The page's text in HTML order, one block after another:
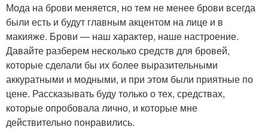
Мода на брови меняется, но тем не менее брови всегда
были есть и будут главным акцентом на лице и в
макияже. Брови — наш характер, наше настроение.
Давайте разберем несколько средств для бровей,
которые сделали бы их более выразительными
аккуратными и модными, и при этом были приятные по
цене. Рассказывать буду только о тех, средствах,
которые опробовала лично, и которые мне
действительно понравились.